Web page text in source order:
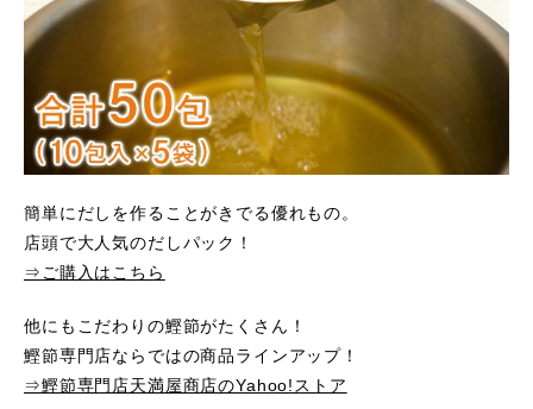
簡単にだしを作ることがきでる優れもの。
店頭で大人気のだしパック！
⇒ご購入はこちら
他にもこだわりの鰹節がたくさん！
鰹節専門店ならではの商品ラインアップ！
⇒鰹節専門店天満屋商店のYahoo!ストア